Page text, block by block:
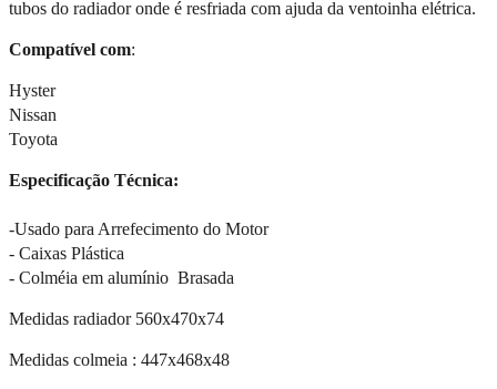
tubos do radiador onde é resfriada com ajuda da ventoinha elétrica.
Compatível com:
Hyster
Nissan
Toyota
Especificação Técnica:
-Usado para Arrefecimento do Motor
- Caixas Plástica
- Colméia em alumínio Brasada
Medidas radiador 560x470x74
Medidas colmeia : 447x468x48